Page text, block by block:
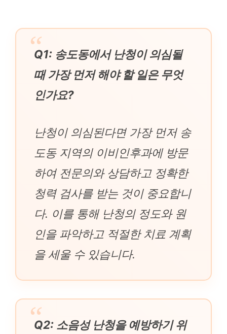
Q1: 송도동에서 난청이 의심될
때 가장 먼저 해야 할 일은 무엇
인가요?
난청이 의심된다면 가장 먼저 송
도동 지역의 이비인후과에 방문
하여 전문의와 상담하고 정확한
청력 검사를 받는 것이 중요합니
다. 이를 통해 난청의 정도와 원
인을 파악하고 적절한 치료 계획
을 세울 수 있습니다.
Q2: 소음성 난청을 예방하기 위